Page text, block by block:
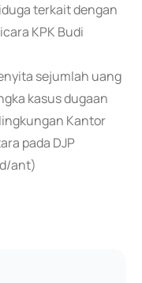
terkait dengan
KPK Budi
sejumlah uang
kasus dugaan
Kantor
pada DJP
ant)